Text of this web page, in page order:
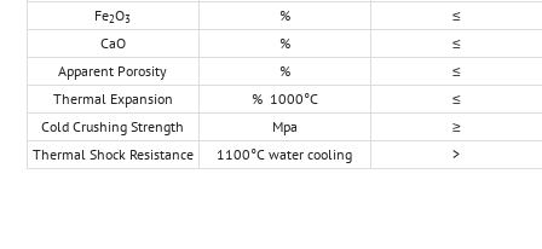
Fe2O3 %
≤
CaO
%
≤
Apparent Porosity
%
≤
Thermal Expansion
% 1000°C
≤
Cold Crushing Strength
Mpa
≥
Thermal Shock Resistance
1100°C water cooling >